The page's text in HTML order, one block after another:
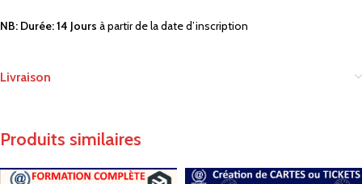
NB: Durée: 14 Jours à partir de la date d’inscription
Livraison
Produits similaires